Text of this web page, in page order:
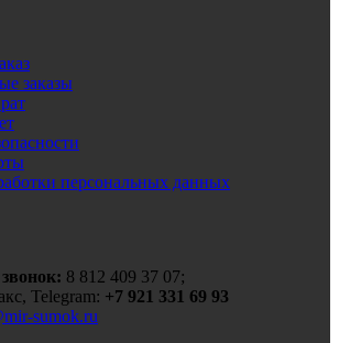
заказы
персональных данных
8 812 409 37 07;
Telegram: +7 921 331 69 93
sumok.ru